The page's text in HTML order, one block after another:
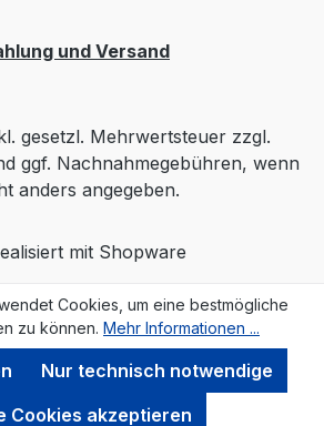
und Versand
gesetzl. Mehrwertsteuer zzgl.
ggf. Nachnahmegebühren, wenn
anders angegeben.
mit Shopware
Cookies, um eine bestmögliche
zu können. Mehr Informationen ...
Nur technisch notwendige
Cookies akzeptieren